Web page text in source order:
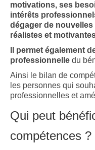
motivations, ses
intérêts
dégager de
réalistes et
Il permet également
professionnelle du
Ainsi le bilan de
les personnes qui
professionnelles et
Qui peut
compétences ?